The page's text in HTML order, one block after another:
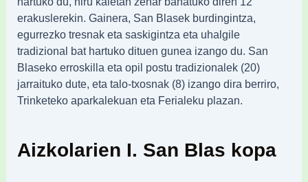
erakuslerekin. Gainera, San Blasek burdingintza,
egurrezko tresnak eta saskigintza eta uhalgile
tradizional bat hartuko dituen gunea izango du. San
Blaseko erroskilla eta opil postu tradizionalek (20)
jarraituko dute, eta talo-txosnak (8) izango dira berriro,
Trinketeko aparkalekuan eta Ferialeku plazan.
Aizkolarien I. San Blas kopa